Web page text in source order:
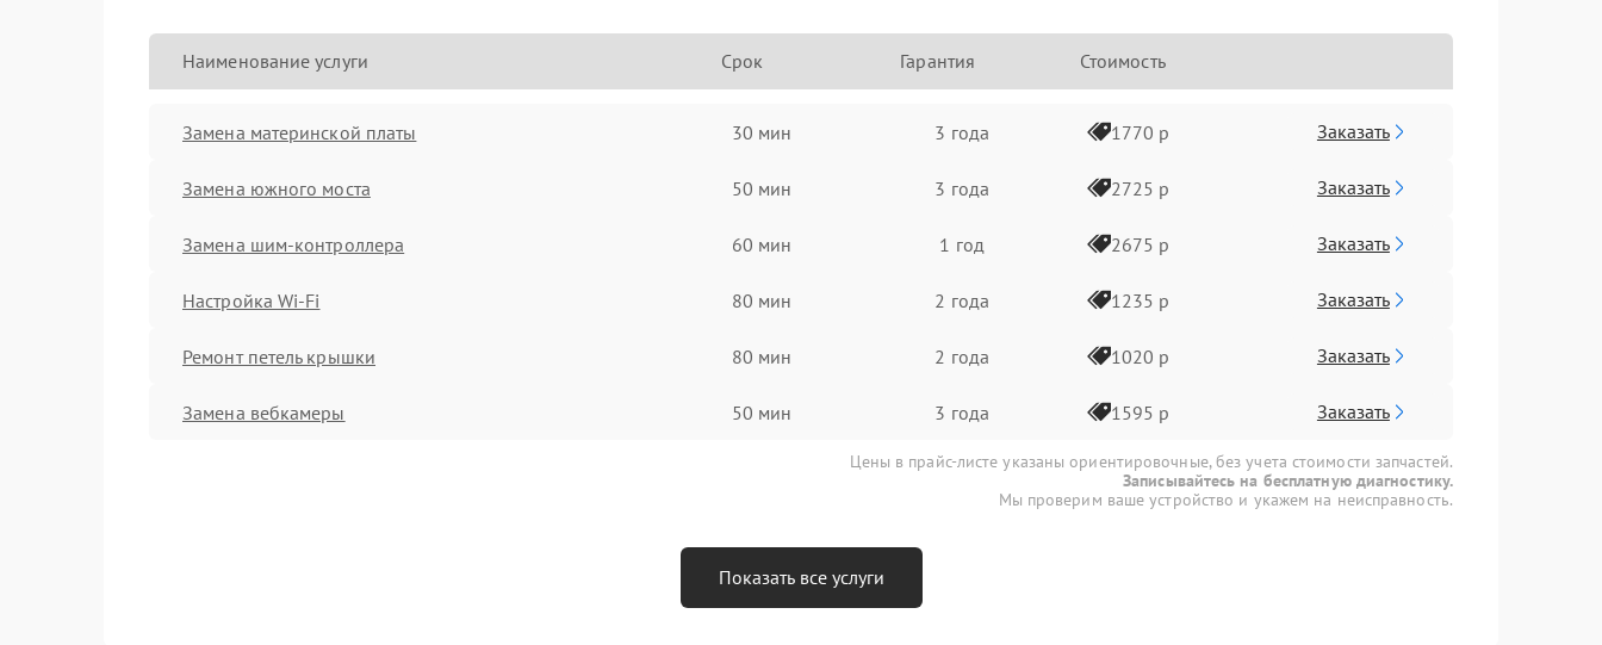
Наименование услуги Срок Гарантия Стоимость
Замена материнской платы 30 мин 3 года 1770 р Заказать
Замена южного моста 50 мин 3 года 2725 р Заказать
Замена шим-контроллера 60 мин 1 год 2675 р Заказать
Настройка Wi-Fi 80 мин 2 года 1235 р Заказать
Ремонт петель крышки 80 мин 2 года 1020 р Заказать
Замена вебкамеры 50 мин 3 года 1595 р Заказать
Цены в прайс-листе указаны ориентировочные, без учета стоимости запчастей.
Записывайтесь на бесплатную диагностику.
Мы проверим ваше устройство и укажем на неисправность.
Показать все услуги